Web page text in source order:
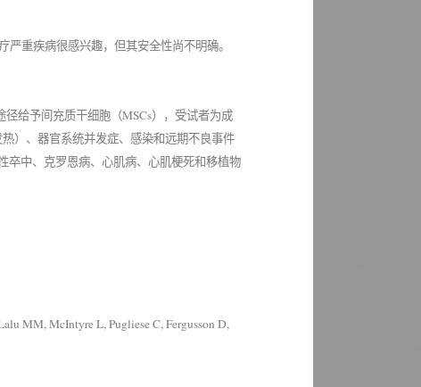
重疾病很感兴趣，但其安全性尚不明确。
给予间充质干细胞（MSCs），受试者为成
）、器官系统并发症、感染和远期不良事件
卒中、克罗恩病、心肌病、心肌梗死和移植物
MM, McIntyre L, Pugliese C, Fergusson D,